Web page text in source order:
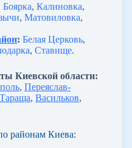
Боярка, Калиновка,
, Матовиловка,
: Белая Церковь,
, Ставище.
Киевской области:
, Переяслав-
Тараща, Васильков,
районам Киева: